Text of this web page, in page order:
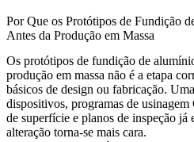
Por Que os Protótipos de Fundição
Antes da Produção em Massa
Os protótipos de fundição de
produção em massa não é a etapa
básicos de design ou fabricação.
dispositivos, programas de
de superfície e planos de inspeção já
alteração torna-se mais cara.